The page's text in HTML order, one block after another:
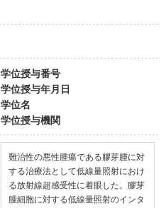
学位授与番号
学位授与年月日
学位名
学位授与機関
難治性の悪性腫瘍である膠芽腫に対
する治療法として低線量照射におけ
る放射線超感受性に着眼した。膠芽
腫細胞に対する低線量照射のインタ